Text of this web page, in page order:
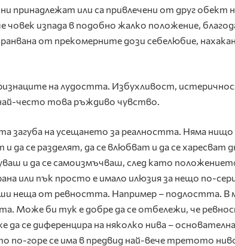
принадлежат или са привлечени от друг обект
изпада в подобно жалко положение,
от прекомерните дози себелюбие,
на лудостта. Избухливост,
често това ръждиво чувство.
загуба на усещането за реалността. Няма нищо
да се разделят, да се влюбват и да се харесват
и да се самоизмъчваш, след като
или пък просто е имало илюзия за нещо по-
неща от ревността. Например – подлостта. В
Може би тук е добре да се отбележи, че
се диференцира на няколко нива –
по-горе се има в предвид най-вече третото